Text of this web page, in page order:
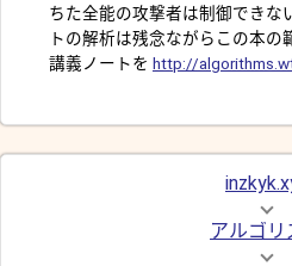
ちた全能の攻撃者は制御できな
トの解析は残念ながらこの本の
講義ノートを http://
アルゴリ